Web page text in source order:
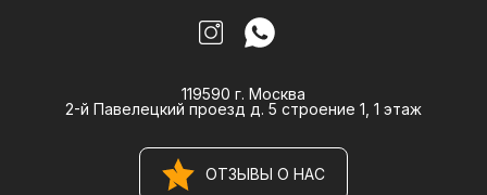
119590 г. Москва
2-й Павелецкий проезд д. 5 строение 1, 1 этаж
ОТЗЫВЫ О НАС